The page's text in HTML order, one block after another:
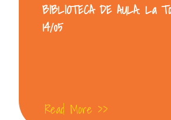
BIBLIOTECA DE AULA. La
14/05
Read More >>